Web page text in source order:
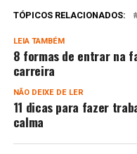
TÓPICOS RELACIONADOS:
LEIA TAMBÉM
8 formas de entrar na
carreira
NÃO DEIXE DE LER
11 dicas para fazer
calma